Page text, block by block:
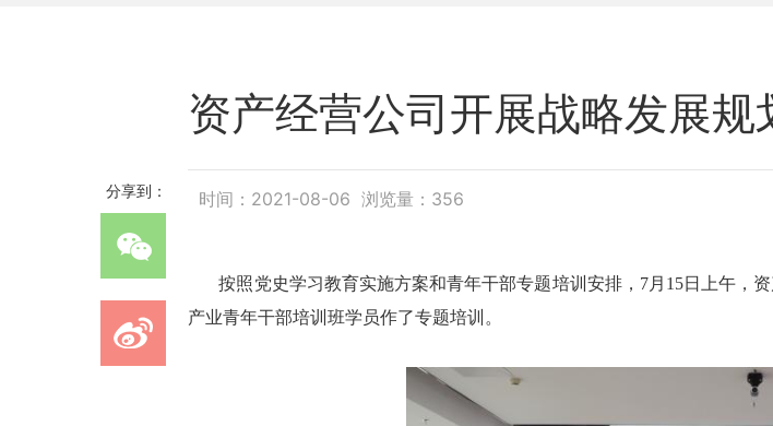
资产经营公司开展战略发展规
时间：2021-08-06 浏览量： 356
按照党史学习教育实施方案和青年干部专题培训安排，7月15日上午，
产业青年干部培训班学员作了专题培训。
分享到：